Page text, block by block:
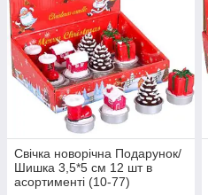
Свічка новорічна Подарунок/
Шишка 3,5*5 см 12 шт в
асортименті (10-77)